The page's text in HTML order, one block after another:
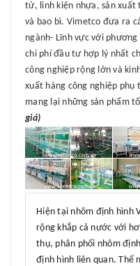
tử, linh kiện nhựa, sản xuất
và bao bì. Vimetco đưa ra
ngành- Lĩnh vực với
chi phí đầu tư hợp lý nhất
công nghiệp rộng lớn và
xuất hàng công nghiệp
mang lại những sản phẩm
giá)
Hiện tại nhôm định hình
rộng khắp cả nước với
thụ, phân phối nhôm
định hình liên quan. Thế